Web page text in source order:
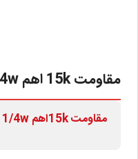
مقاومت 15k اهم 1/4w
مقاومت15kاهم 1/4w